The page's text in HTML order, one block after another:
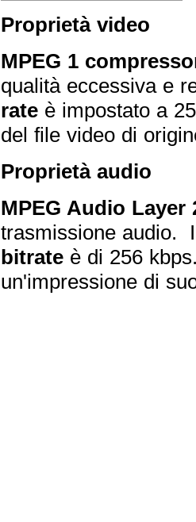
Proprietà video
MPEG 1
qualità eccessiva e
rate è impostato a
del file video di
Proprietà audio
MPEG Audio Layer
trasmissione audio.
bitrate è di 256
un'impressione di